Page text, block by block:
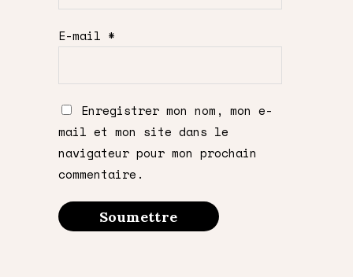
E-mail *
Enregistrer mon nom, mon e-
mail et mon site dans le
navigateur pour mon prochain
commentaire.